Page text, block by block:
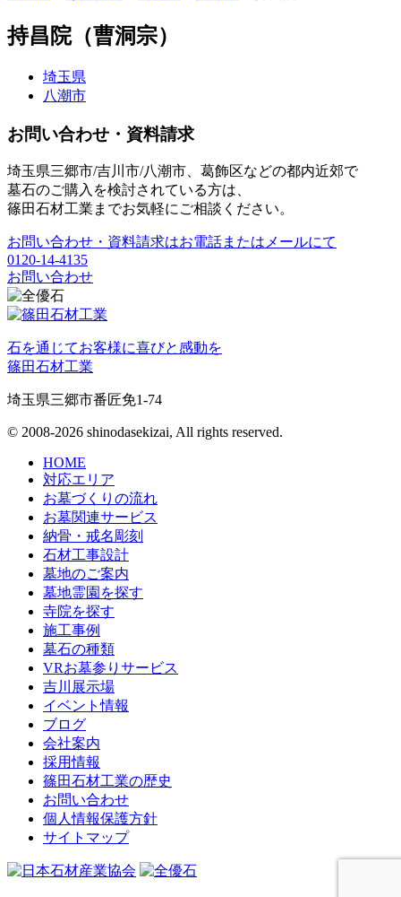
持昌院（曹洞宗）
埼玉県
八潮市
お問い合わせ・資料請求
埼玉県三郷市/吉川市/八潮市、葛飾区などの都内近郊で
墓石のご購入を検討されている方は、
篠田石材工業までお気軽にご相談ください。
お問い合わせ・資料請求はお電話またはメールにて
0120-14-4135
お問い合わせ
石を通じてお客様に喜びと感動を
篠田石材工業
埼玉県三郷市番匠免1-74
© 2008-2026 shinodasekizai, All rights reserved.
HOME
対応エリア
お墓づくりの流れ
お墓関連サービス
納骨・戒名彫刻
石材工事設計
墓地のご案内
墓地霊園を探す
寺院を探す
施工事例
墓石の種類
VRお墓参りサービス
吉川展示場
イベント情報
ブログ
会社案内
採用情報
篠田石材工業の歴史
お問い合わせ
個人情報保護方針
サイトマップ